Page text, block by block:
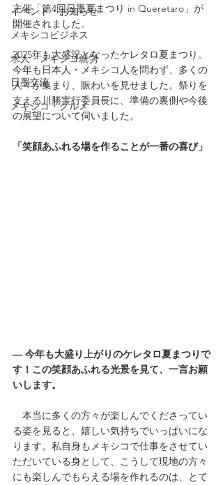
イベント・お知らせ
メキシコビジネス
求人・メキシコ就労
日墨交流
メキシコ・グルメ
主催「第4回日墨夏まつり in Queretaro」が
開催されました。
2025年も大盛況となったケレタロ夏まつり。
今年も日本人・メキシコ人を問わず、多くの
人々が集まり、賑わいを見せました。祭りを
支える川勝実行委員長に、準備の裏側や今後
の展望について伺いました。
「笑顔あふれる場を作ることが一番の喜び」
― 今年も大盛り上がりのケレタロ夏まつりで
す！この笑顔あふれる光景を見て、一言お願
いします。
本当に多くの方々が楽しんでくださってい
る姿を見ると、嬉しい気持ちでいっぱいにな
ります。私自身もメキシコで仕事をさせてい
ただいている身として、こうして現地の方々
にも楽しんでもらえる場を作れるのは、とて